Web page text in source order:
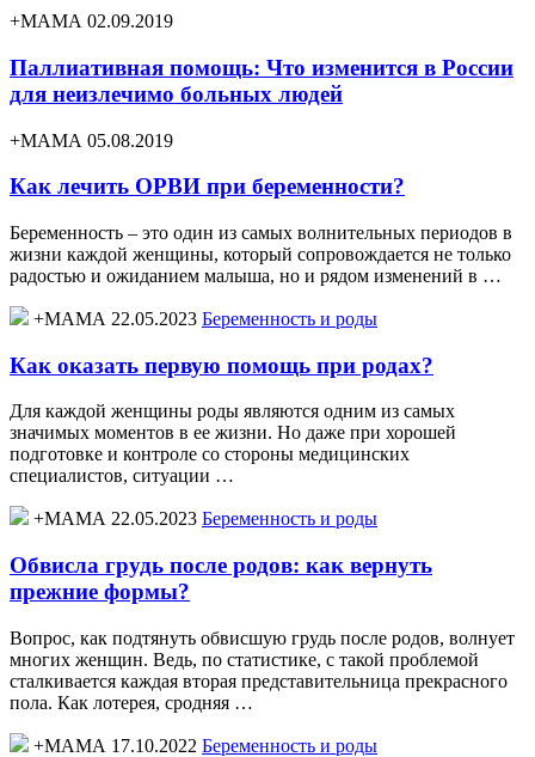
+МАМА 02.09.2019
Паллиативная помощь: Что изменится в России
для неизлечимо больных людей
+МАМА 05.08.2019
Как лечить ОРВИ при беременности?
Беременность – это один из самых волнительных периодов в
жизни каждой женщины, который сопровождается не только
радостью и ожиданием малыша, но и рядом изменений в …
+МАМА 22.05.2023 Беременность и роды
Как оказать первую помощь при родах?
Для каждой женщины роды являются одним из самых
значимых моментов в ее жизни. Но даже при хорошей
подготовке и контроле со стороны медицинских
специалистов, ситуации …
+МАМА 22.05.2023 Беременность и роды
Обвисла грудь после родов: как вернуть
прежние формы?
Вопрос, как подтянуть обвисшую грудь после родов, волнует
многих женщин. Ведь, по статистике, с такой проблемой
сталкивается каждая вторая представительница прекрасного
пола. Как лотерея, сродняя …
+МАМА 17.10.2022 Беременность и роды